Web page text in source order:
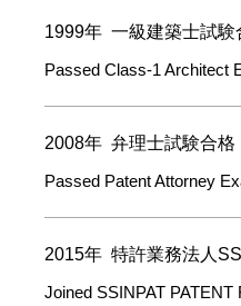
1999年 一級建築士試験
Passed Class-1 Architect
2008年 弁理士試験合格
Passed Patent Attorney
2015年 特許業務法人
Joined SSINPAT PATENT